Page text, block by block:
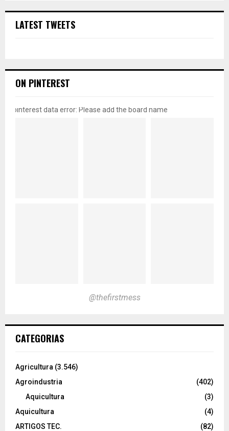
LATEST TWEETS
ON PINTEREST
pinterest data error: Please add the board name
@thefirstmess
CATEGORIAS
Agricultura (3.546)
Agroindustria
(402)
Aquicultura
(3)
Aquicultura
(4)
ARTIGOS TEC.
(82)